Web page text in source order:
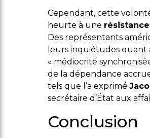
Cependant, cette
heurte à une résistance
Des représentants
leurs inquiétudes
« médiocrité
de la dépendance
tels que l’a exprimé
secrétaire d’État aux
Conclusion